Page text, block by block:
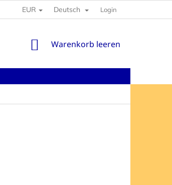
EUR Deutsch Login
WARENKORB
Warenkorb leeren